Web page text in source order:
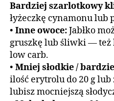
Bardziej szarlotkowy
łyżeczkę cynamonu
• Inne owoce:Jabłko
gruszkę lub śliwki — też
low carb.
• Mniej słodkie /
ilość erytrolu do 20 g lub
lubisz mocniejszą